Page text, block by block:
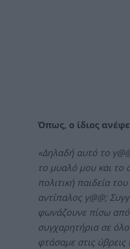
Όπως, ο ίδιος
«Δηλαδή αυτό το
το μυαλό μου και το
πολιτική παιδεία
αντίπαλος γ@@;
φωνάζουνε πίσω
συγχαρητήρια σε
φτάσαμε στις